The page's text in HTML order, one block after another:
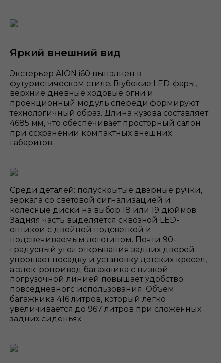
Яркий внешний вид
Экстерьер AION i60 выполнен в
футуристическом стиле. Глубокие LED-фары,
верхние дневные ходовые огни и
проекционный модуль спереди формируют
технологичный образ. Длина кузова составляет
4685 мм, что обеспечивает просторный салон
при сохранении компактных внешних
габаритов.
Среди деталей: полускрытые дверные ручки,
зеркала со световой сигнализацией и
колёсные диски на выбор 18 или 19 дюймов.
Задняя часть выделяется сквозной LED-
оптикой с двойной подсветкой и
подсвечиваемым логотипом. Почти 90-
градусный угол открывания задних дверей
упрощает посадку и установку детских кресел,
а электропривод багажника с низкой
погрузочной линией повышает удобство
повседневного использования. Объём
багажника 416 литров, который легко
увеличивается до 967 литров при сложенных
задних сиденьях.